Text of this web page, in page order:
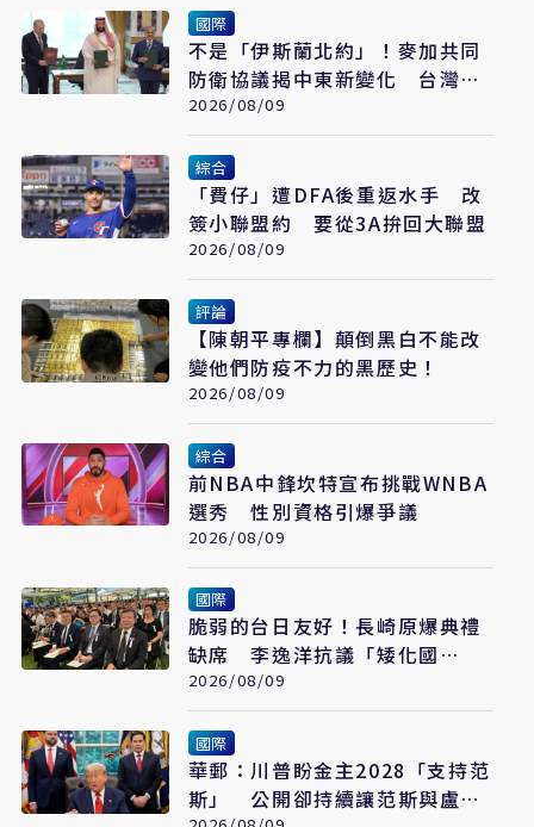
國際
不是「伊斯蘭北約」！麥加共同
防衛協議揭中東新變化 台灣該
看懂「多層次安全」
2026/08/09
綜合
「費仔」遭DFA後重返水手 改
簽小聯盟約 要從3A拚回大聯盟
2026/08/09
評論
【陳朝平專欄】顛倒黑白不能改
變他們防疫不力的黑歷史！
2026/08/09
綜合
前NBA中鋒坎特宣布挑戰WNBA
選秀 性別資格引爆爭議
2026/08/09
國際
脆弱的台日友好！長崎原爆典禮
缺席 李逸洋抗議「矮化國
格」：日媒揭長崎特殊安排
2026/08/09
國際
華郵：川普盼金主2028「支持范
斯」 公開卻持續讓范斯與盧比